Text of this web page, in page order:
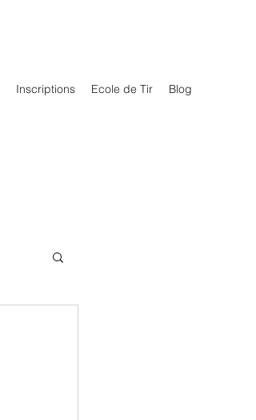
Inscriptions Ecole de Tir Blog